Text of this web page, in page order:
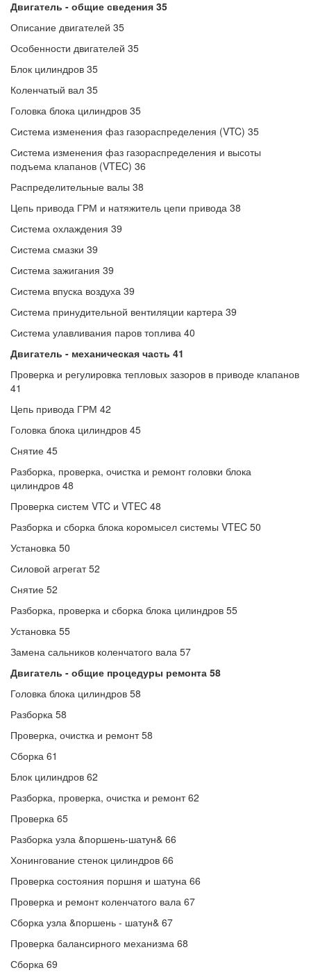
Двигатель - общие сведения 35
Описание двигателей 35
Особенности двигателей 35
Блок цилиндров 35
Коленчатый вал 35
Головка блока цилиндров 35
Система изменения фаз газораспределения (VTC) 35
Система изменения фаз газораспределения и высоты
подъема клапанов (VTEC) 36
Распределительные валы 38
Цепь привода ГРМ и натяжитель цепи привода 38
Система охлаждения 39
Система смазки 39
Система зажигания 39
Система впуска воздуха 39
Система принудительной вентиляции картера 39
Система улавливания паров топлива 40
Двигатель - механическая часть 41
Проверка и регулировка тепловых зазоров в приводе клапанов
41
Цепь привода ГРМ 42
Головка блока цилиндров 45
Снятие 45
Разборка, проверка, очистка и ремонт головки блока
цилиндров 48
Проверка систем VTC и VTEC 48
Разборка и сборка блока коромысел системы VTEC 50
Установка 50
Силовой агрегат 52
Снятие 52
Разборка, проверка и сборка блока цилиндров 55
Установка 55
Замена сальников коленчатого вала 57
Двигатель - общие процедуры ремонта 58
Головка блока цилиндров 58
Разборка 58
Проверка, очистка и ремонт 58
Сборка 61
Блок цилиндров 62
Разборка, проверка, очистка и ремонт 62
Проверка 65
Разборка узла &поршень-шатун& 66
Хонингование стенок цилиндров 66
Проверка состояния поршня и шатуна 66
Проверка и ремонт коленчатого вала 67
Сборка узла &поршень - шатун& 67
Проверка балансирного механизма 68
Сборка 69